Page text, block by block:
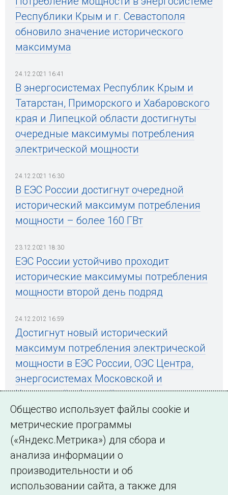
Республики Крым и г. Севастополя
обновило значение исторического
максимума
24.12.2021 16:41
В энергосистемах Республик Крым и
Татарстан, Приморского и Хабаровского
края и Липецкой области достигнуты
очередные максимумы потребления
электрической мощности
24.12.2021 16:30
В ЕЭС России достигнут очередной
исторический максимум потребления
мощности – более 160 ГВт
23.12.2021 18:30
ЕЭС России устойчиво проходит
исторические максимумы потребления
мощности второй день подряд
24.12.2012 16:59
Достигнут новый исторический
максимум потребления электрической
мощности в ЕЭС России, ОЭС Центра,
энергосистемах Московской и
Калужской областей
← Все публикации
Подписаться на новости
Общество использует файлы cookie и
метрические программы
(«Яндекс.Метрика») для сбора и
анализа информации о
производительности и об
использовании сайта, а также для